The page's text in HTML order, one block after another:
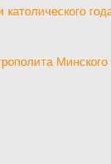
Минского